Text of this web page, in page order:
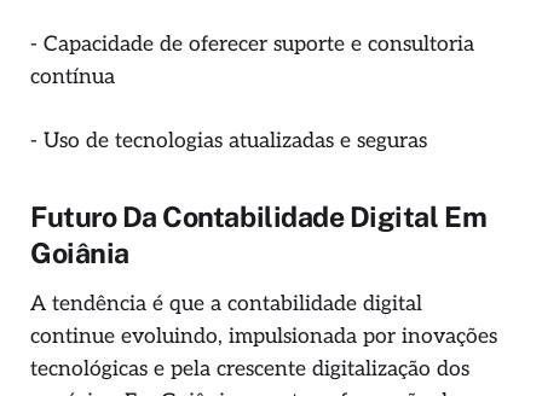
- Capacidade de oferecer suporte e consultoria
contínua
- Uso de tecnologias atualizadas e seguras
Futuro Da Contabilidade Digital Em
Goiânia
A tendência é que a contabilidade digital
continue evoluindo, impulsionada por inovações
tecnológicas e pela crescente digitalização dos